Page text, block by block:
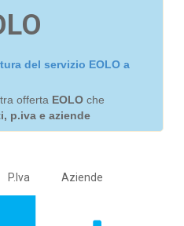
del servizio EOLO a
offerta EOLO che
p.iva e aziende
P.Iva Aziende